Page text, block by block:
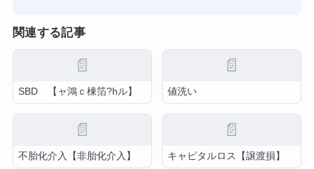
関連する記事
📄
SBD 【ャ鴻ｃ棟箔?hル】
📄
値洗い
📄
不胎化介入【非胎化介入】
📄
キャピタルロス【譲渡損】